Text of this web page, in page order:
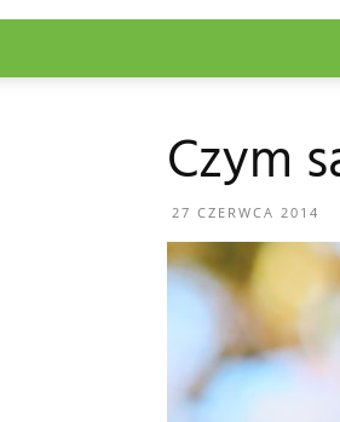
Czym
27 CZERWCA 2014